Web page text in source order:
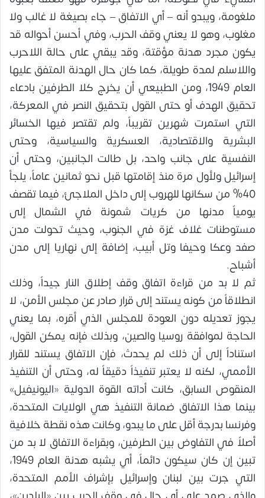
ملغومة، ويبدو أنه – أي الاتفاق – جاء بصيغة لا غالب ولا
مغلوب، وهو لا يعني وقف الحرب، وفي أحسن أحواله قد
يكون مجرد هدنة مؤقتة، وقد يبقي على حالة اللاحرب
واللاسلم لمدة طويلة، كما كان حال الهدنة المتفق عليها
العام 1949، ومن الطبيعي أن يخرج كلا الطرفين بادعاء
تحقيق الهدف أو حتى القول بتحقيق النصر في المعركة،
التي استمرت شهرين تقريباً، ولم تقتصر فيها الخسائر
البشرية والاقتصادية، العسكرية والسياسية، وحتى
النفسية على جانب واحد، بل طالت الجانبين، وحتى أن
إسرائيل ولأول مرة منذ إقامتها قبل نحو ثمانين عاماً، يلجأ
40% من سكانها للهروب إلى داخل الملاجئ، فيما تقصف
يومياً مدنها من كريات شمونة في الشمال إلى
مستوطنات غلاف غزة في الجنوب، وحيث تحولت مدن
صفد وعكا وحيفا وتل أبيب، إضافة إلى نهاريا إلى مدن
أشباح.
ثم لا بد من قراءة اتفاق وقف إطلاق النار جيداً، وذلك
انطلاقاً من كونه يستند إلى قرار صادر عن مجلس الأمن، لا
يجوز تعديله دون العودة للمجلس الذي أقره، بما يعني
الحاجة لموافقة روسيا والصين، وبذلك فإنه يمكن القول،
استناداً إلى أن ذلك لم يحدث، فإن الاتفاق يستند للقرار
الأممي، لكنه لا يعتبر تنفيذاً دقيقاً له، وحتى أن التنفيذ
المنقوص السابق، كانت أداته القوة الدولية «اليونيفيل»
بينما هذا الاتفاق ضمانة التنفيذ هي الولايات المتحدة،
وفرنسا بدرجة أقل على ما يبدو، وكانت هذه نقطة خلافية
أصلاً في التفاوض بين الطرفين، وبقراءة الاتفاق لا بد من
تبين إن كان سيكون دائماً، أي يشبه هدنة العام 1949،
التي جرت بين لبنان وإسرائيل بإشراف الأمم المتحدة،